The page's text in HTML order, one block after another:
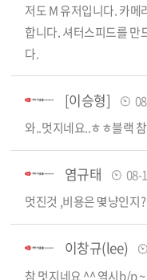
저도 M 유저입니다. 카메
합니다. 셔터스피드를
다.
[이승형]
와..멋지네요..ㅎㅎ블랙
염규태
08-
멋진것 ,비용은 몆냥인지?
이창규(lee)
참 멋지네요 ^^ 역시b/p ~